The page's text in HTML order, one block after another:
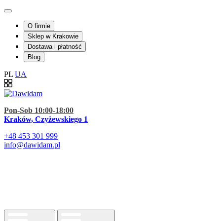
O firmie
Sklep w Krakowie
Dostawa i płatność
Blog
PL UA
Pon-Sob 10:00-18:00
Kraków, Czyżewskiego 1
+48 453 301 999
info@dawidam.pl